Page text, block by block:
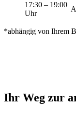
17:30 – 19:00
Uhr
*abhängig von Ihrem
Ihr Weg zur